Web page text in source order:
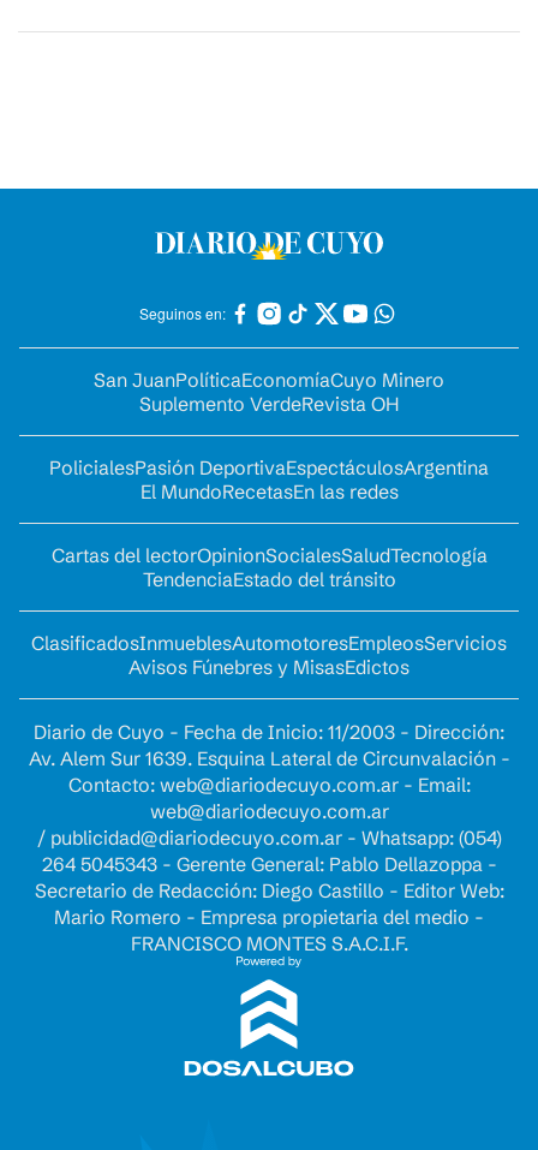
Seguinos en:
San JuanPolíticaEconomíaCuyo Minero
Suplemento VerdeRevista OH
PolicialesPasión DeportivaEspectáculosArgentina
El MundoRecetasEn las redes
Cartas del lectorOpinionSocialesSaludTecnología
TendenciaEstado del tránsito
ClasificadosInmueblesAutomotoresEmpleosServicios
Avisos Fúnebres y MisasEdictos
Diario de Cuyo - Fecha de Inicio: 11/2003 - Dirección:
Av. Alem Sur 1639. Esquina Lateral de Circunvalación -
Contacto: web@diariodecuyo.com.ar- Email:
web@diariodecuyo.com.ar
/ publicidad@diariodecuyo.com.ar- Whatsapp: (054)
264 5045343 - Gerente General: Pablo Dellazoppa -
Secretario de Redacción: Diego Castillo - Editor Web:
Mario Romero - Empresa propietaria del medio -
FRANCISCO MONTES S.A.C.I.F.